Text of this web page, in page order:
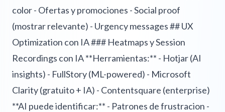
color - Ofertas y promociones - Social proof
(mostrar relevante) - Urgency messages ## UX
Optimization con IA ### Heatmaps y Session
Recordings con IA **Herramientas:** - Hotjar (AI
insights) - FullStory (ML-powered) - Microsoft
Clarity (gratuito + IA) - Contentsquare (enterprise)
**AI puede identificar:** - Patrones de frustracion -